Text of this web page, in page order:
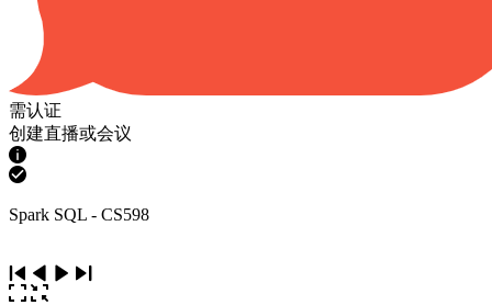
需认证
创建直播或会议
Spark SQL - CS598